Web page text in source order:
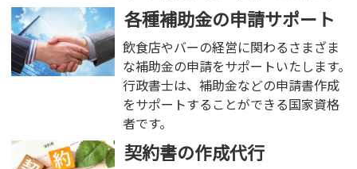
各種補助金の申請サポート
飲食店やバーの経営に関わるさまざま
な補助金の申請をサポートいたします。
行政書士は、補助金などの申請書作成
をサポートすることができる国家資格
者です。
契約書の作成代行